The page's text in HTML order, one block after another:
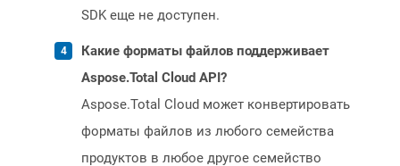
SDK еще не доступен.
Какие форматы файлов поддерживает
Aspose.Total Cloud API?
Aspose.Total Cloud может конвертировать
форматы файлов из любого семейства
продуктов в любое другое семейство